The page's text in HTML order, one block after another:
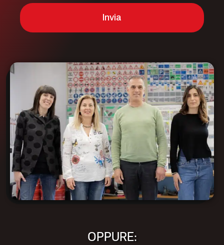
Invia
OPPURE: